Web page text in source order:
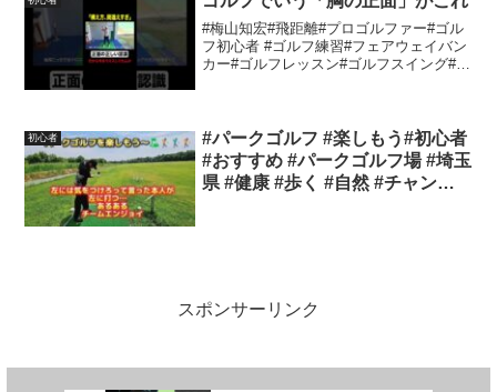
#梅山知宏#飛距離#プロゴルファー#ゴル
フ初心者 #ゴルフ練習#フェアウェイバン
カー#ゴルフレッスン#ゴルフスイング#も
初心者
#パークゴルフ #楽しもう#初心者
#おすすめ #パークゴルフ場 #埼玉
県 #健康 #歩く #自然 #チャンネ
スポンサーリンク